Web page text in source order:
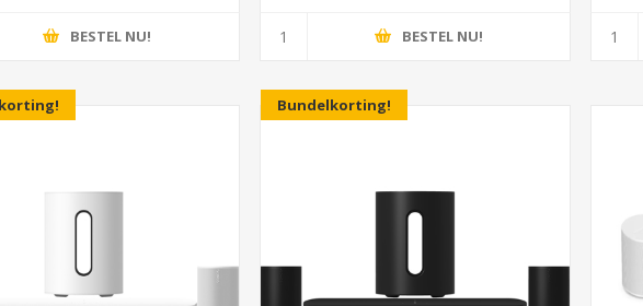
BESTEL NU! BESTEL NU!
Bundelkorting!